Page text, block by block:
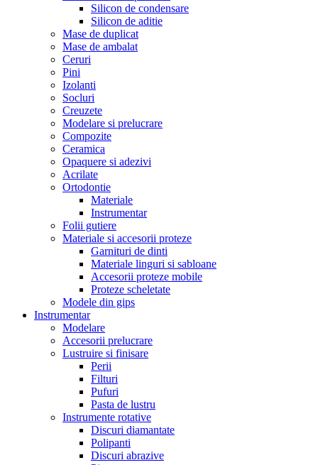
Silicon de condensare
Silicon de aditie
Mase de duplicat
Mase de ambalat
Ceruri
Pini
Izolanti
Socluri
Creuzete
Modelare si prelucrare
Compozite
Ceramica
Opaquere si adezivi
Acrilate
Ortodontie
Materiale
Instrumentar
Folii gutiere
Materiale si accesorii proteze
Garnituri de dinti
Materiale linguri si sabloane
Accesorii proteze mobile
Proteze scheletate
Modele din gips
Instrumentar
Modelare
Accesorii prelucrare
Lustruire si finisare
Perii
Filturi
Pufuri
Pasta de lustru
Instrumente rotative
Discuri diamantate
Polipanti
Discuri abrazive